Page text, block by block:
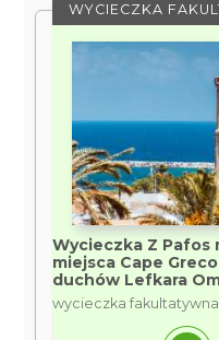
WYCIECZKA
Wycieczka Z Pafos
miejsca Cape
duchów Lefkara
wycieczka